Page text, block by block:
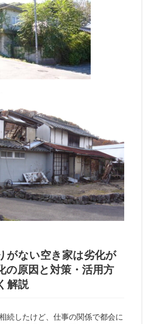
がない空き家は劣化が
の原因と対策・活用方
解説
続したけど、仕事の関係で都会に